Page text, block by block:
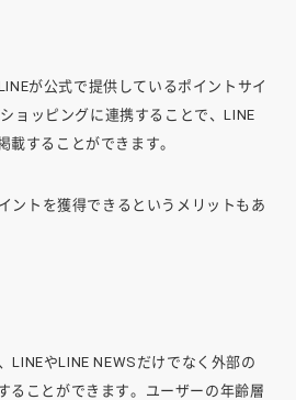
が公式で提供しているポイントサイ
ョッピングに連携することで、LINE
載することができます。
ントを獲得できるというメリットもあ
LINEやLINE NEWSだけでなく外部の
ることができます。ユーザーの年齢層